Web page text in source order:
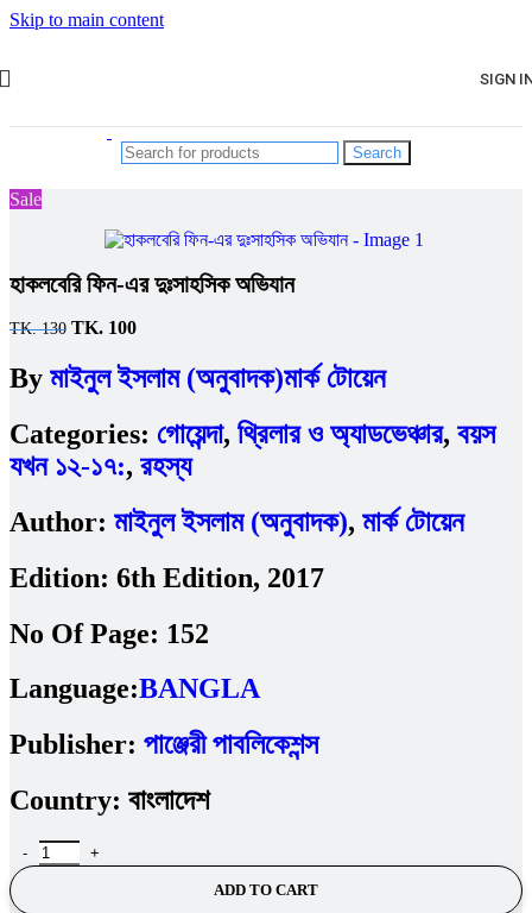
Skip to main content
SIGN
Search
Sale
হাকলবেরি ফিন-এর দুঃসাহসিক অভিযান
TK.130 Original
was:
TK.
TK. 100Current
is:
TK.
By মাইনুল ইসলাম (অনুবাদক)মার্ক টোয়েন
Categories: গোয়েন্দা, থ্রিলার ও অ্যাডভেঞ্চার, বয়স
যখন ১২-১৭:, রহস্য
Author: মাইনুল ইসলাম (অনুবাদক), মার্ক টোয়েন
Edition: 6th Edition, 2017
No Of Page: 152
Language:BANGLA
Publisher: পাঞ্জেরী পাবলিকেশন্স
Country: বাংলাদেশ
হাকলবেরি ফিন-এর দুঃসাহসিক অভিযান quantity
ADD TO CART